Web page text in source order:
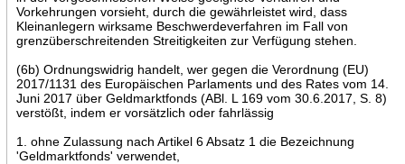
Vorkehrungen vorsieht, durch die gewährleistet wird, dass
Kleinanlegern wirksame Beschwerdeverfahren im Fall von
grenzüberschreitenden Streitigkeiten zur Verfügung stehen.
(6b) Ordnungswidrig handelt, wer gegen die Verordnung (EU)
2017/1131 des Europäischen Parlaments und des Rates vom 14.
Juni 2017 über Geldmarktfonds (ABl. L 169 vom 30.6.2017, S. 8)
verstößt, indem er vorsätzlich oder fahrlässig
1. ohne Zulassung nach Artikel 6 Absatz 1 die Bezeichnung
'Geldmarktfonds' verwendet,